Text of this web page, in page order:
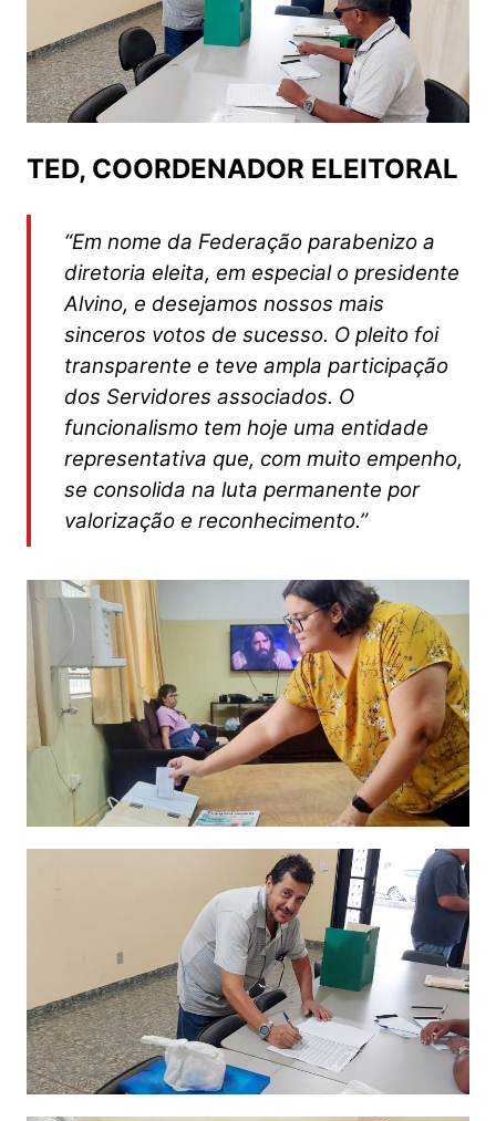
TED, COORDENADOR ELEITORAL
“Em nome da Federação parabenizo a
diretoria eleita, em especial o presidente
Alvino, e desejamos nossos mais
sinceros votos de sucesso. O pleito foi
transparente e teve ampla participação
dos Servidores associados. O
funcionalismo tem hoje uma entidade
representativa que, com muito empenho,
se consolida na luta permanente por
valorização e reconhecimento.”